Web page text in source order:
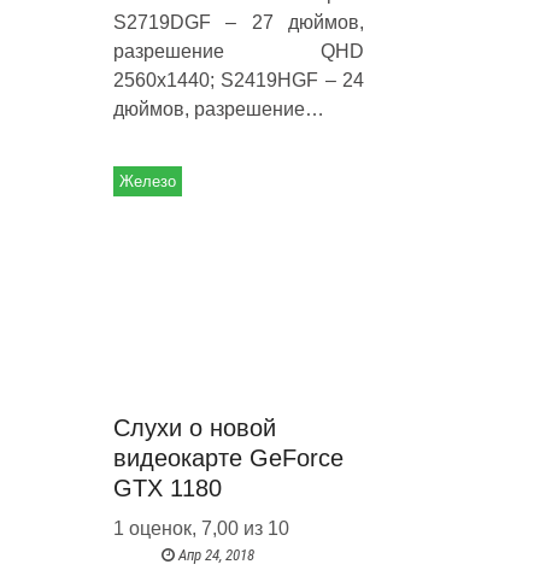
S2719DGF – 27 дюймов,
разрешение QHD
2560х1440; S2419HGF – 24
дюймов, разрешение…
Железо
Слухи о новой
видеокарте GeForce
GTX 1180
1 оценок, 7,00 из 10
Апр 24, 2018